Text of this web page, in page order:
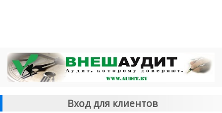
Вход для клиентов